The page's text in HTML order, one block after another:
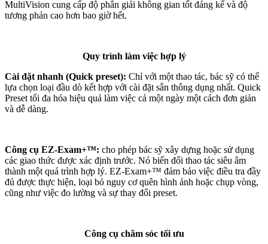
MultiVision cung cấp độ phân giải không gian tốt đáng kể và độ
tương phản cao hơn bao giờ hết.
Quy trình làm việc hợp lý
Cài đặt nhanh (Quick preset): Chỉ với một thao tác, bác sỹ có thể
lựa chọn loại đầu dò kết hợp với cài đặt sẵn thông dụng nhất. Quick
Preset tối đa hóa hiệu quả làm việc cả một ngày một cách đơn giản
và dễ dàng.
Công cụ EZ-Exam+™: cho phép bác sỹ xây dựng hoặc sử dụng
các giao thức được xác định trước. Nó biến đổi thao tác siêu âm
thành một quá trình hợp lý. EZ-Exam+™ đảm bảo việc điều tra đầy
đủ được thực hiện, loại bỏ nguy cơ quên hình ảnh hoặc chụp vòng,
cũng như việc đo lường và sự thay đổi preset.
Công cụ chăm sóc tối ưu